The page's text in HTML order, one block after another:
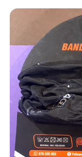
Ir directamente a